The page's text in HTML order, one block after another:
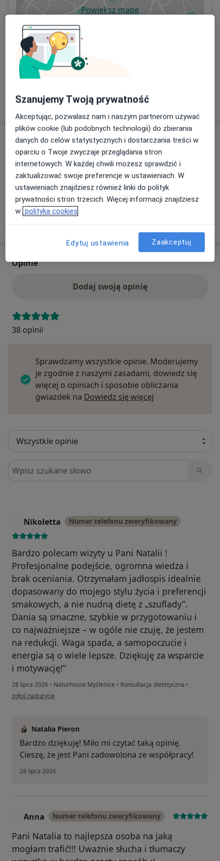
Powiększ mapęotwiera się w nowej karcie
Dostępność
W tym gabinecie nie można umawiać wizyt przez
internet
Co mam zrobić w tej sytuacji?
Pokaż więcej
o adresie
Ubezpieczenia - brak akceptowanych
Ten specjalista przyjmuje wyłącznie pacjentów
prywatnych. Możesz opłacić wizytę samodzielnie lub
znaleźć innego specjalistę, który akceptuje Twoje
ubezpieczenie.
Opinie
Dodaj swoją opinię
38 opinii
Sprawdzamy wszystkie opinie. Moderujemy
je zgodnie z naszymi zasadami, dowiedz się
więcej o opiniach i sposobie obliczania
gwiazdek na Dowiedz się więcej
Szukaj w opiniach
Nikoletta Numer telefonu zweryfikowany
Bardzo polecam wizyty u Pani Natalii !
Profesjonalne podejście, ogromna wiedza i
brak oceniania. Otrzymałam jadłospis idealnie
dopasowany do mojego stylu życia i preferencji
smakowych, a nie nudną dietę z „szuflady”.
Dania są smaczne, szybkie w przygotowaniu i
co najważniejsze – w ogóle nie czuję, że jestem
na redukcji. Waga spada, a samopoczucie i
energia są o wiele lepsze. Dziękuję za wsparcie
i motywację!”
28 lipca 2026 • Naturhouse Myślenice • Konsultacja dietetyczna •
w opinii użytkownika Nikoletta
zgłoś nadużycie
Natalia Pieron
Bardzo dziękuję! Miło mi czytać taką opinię.
Cieszę, że jest Pani zadowolona ze współpracy!
28 lipca 2026
Anna Numer telefonu zweryfikowany
Pani Natalia to najlepsza osoba na jaką
mogłam trafić!!! Uważnie słucha i tłumaczy
Szanujemy Twoją prywatność
Akceptując, pozwalasz nam i naszym partnerom używać
plików cookie (lub podobnych technologii) do zbierania
danych do celów statystycznych i dostarczania treści w
oparciu o Twoje zwyczaje przeglądania stron
internetowych. W każdej chwili możesz sprawdzić i
zaktualizować swoje preferencje w ustawieniach. W
ustawieniach znajdziesz również linki do polityk
prywatności stron trzecich. Więcej informacji znajdziesz
w polityka cookies
Edytuj ustawienia Zaakceptuj